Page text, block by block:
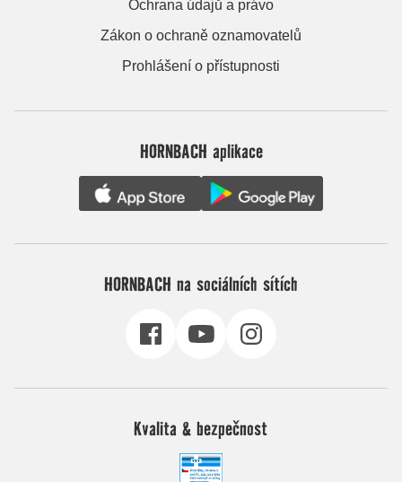
Ochrana údajů a právo
Zákon o ochraně oznamovatelů
Prohlášení o přístupnosti
HORNBACH aplikace
HORNBACH na sociálních sítích
Kvalita & bezpečnost